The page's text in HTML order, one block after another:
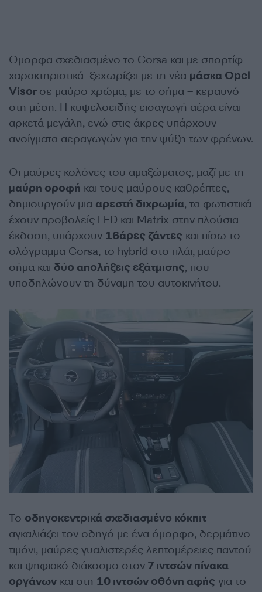
Ομορφα σχεδιασμένο το Corsa και με σπορτίφ
χαρακτηριστικά ξεχωρίζει με τη νέα μάσκα Opel
Visor σε μαύρο χρώμα, με το σήμα – κεραυνό
στη μέση. Η κυψελοειδής εισαγωγή αέρα είναι
αρκετά μεγάλη, ενώ στις άκρες υπάρχουν
ανοίγματα αεραγωγών για την ψύξη των φρένων.
Οι μαύρες κολόνες του αμαξώματος, μαζί με τη
μαύρη οροφή και τους μαύρους καθρέπτες,
δημιουργούν μια αρεστή διχρωμία, τα φωτιστικά
έχουν προβολείς LED και Matrix στην πλούσια
έκδοση, υπάρχουν 16άρες ζάντες και πίσω το
ολόγραμμα Corsa, το hybrid στο πλάι, μαύρο
σήμα και δύο απολήξεις εξάτμισης, που
υποδηλώνουν τη δύναμη του αυτοκινήτου.
Το οδηγοκεντρικά σχεδιασμένο κόκπιτ
αγκαλιάζει τον οδηγό με ένα όμορφο, δερμάτινο
τιμόνι, μαύρες γυαλιστερές λεπτομέρειες παντού
και ψηφιακό διάκοσμο στον 7 ιντσών πίνακα
οργάνων και στη 10 ιντσών οθόνη αφής για το